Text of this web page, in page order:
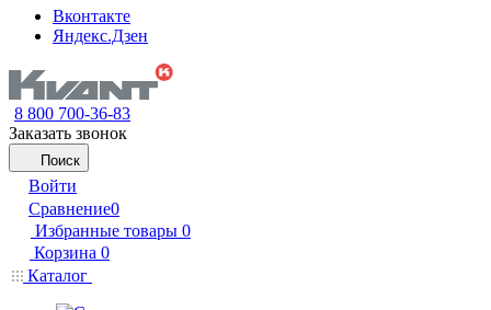
Вконтакте
Яндекс.Дзен
8 800 700-36-83
Заказать звонок
Поиск
Войти
Сравнение0
Избранные товары 0
Корзина 0
Каталог